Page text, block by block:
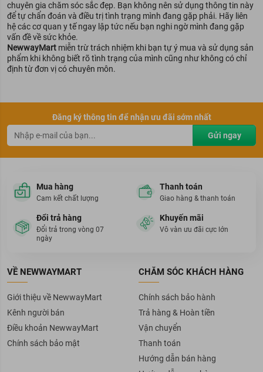
chuyên gia chăm sóc sắc đẹp. Bạn không nên sử dụng thông tin này
để tự chẩn đoán và điều trị tình trạng mình đang gặp phải. Hãy liên
hệ các cơ quan y tế ngay lập tức nếu bạn nghi ngờ mình đang gặp
vấn đề về sức khỏe.
NewwayMart miễn trừ trách nhiệm khi bạn tự ý mua và sử dụng sản
phẩm khi không biết rõ tình trạng của mình cũng như không có chỉ
định từ đơn vị có chuyên môn.
Đăng ký thông tin để nhận ưu đãi sớm nhất
Gửi ngay
Mua hàng
Cam kết chất lượng
Thanh toán
Giao hàng & thanh toán
Đổi trả hàng
Đổi trả trong vòng 07
ngày
Khuyến mãi
Vô vàn ưu đãi cực lớn
VỀ NEWWAYMART
Giới thiệu về NewwayMart
Kênh người bán
Điều khoản NewwayMart
Chính sách bảo mật
CHĂM SÓC KHÁCH HÀNG
Chính sách bảo hành
Trả hàng & Hoàn tiền
Vận chuyển
Thanh toán
Hướng dẫn bán hàng